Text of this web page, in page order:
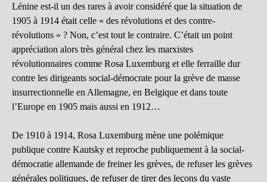
Lénine est-il un des rares à avoir considéré que la situation de
1905 à 1914 était celle « des révolutions et des contre-
révolutions » ? Non, c’est tout le contraire. C’était un point
appréciation alors très général chez les marxistes
révolutionnaires comme Rosa Luxemburg et elle ferraille dur
contre les dirigeants social-démocrate pour la grève de masse
insurrectionnelle en Allemagne, en Belgique et dans toute
l’Europe en 1905 mais aussi en 1912…
De 1910 à 1914, Rosa Luxemburg mène une polémique
publique contre Kautsky et reproche publiquement à la social-
démocratie allemande de freiner les grèves, de refuser les grèves
générales politiques, de refuser de tirer des leçons du vaste